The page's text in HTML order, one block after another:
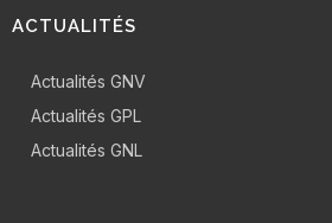
ACTUALITÉS
Actualités GNV
Actualités GPL
Actualités GNL